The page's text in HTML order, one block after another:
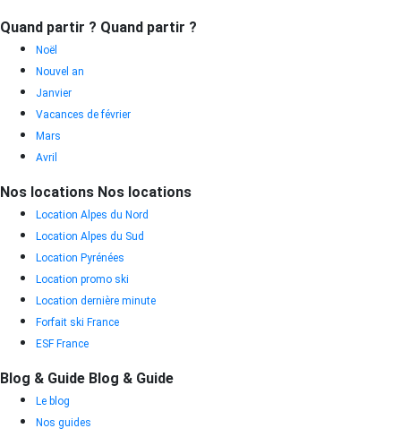
Quand partir ? Quand partir ?
Noël
Nouvel an
Janvier
Vacances de février
Mars
Avril
Nos locations Nos locations
Location Alpes du Nord
Location Alpes du Sud
Location Pyrénées
Location promo ski
Location dernière minute
Forfait ski France
ESF France
Blog & Guide Blog & Guide
Le blog
Nos guides